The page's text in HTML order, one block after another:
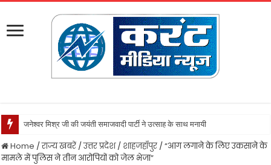
न
Home / राज्य खबरें / उत्तर प्रदेश/ शाहजहाँपुर / “आग लगाने के लिए उकसाने के
मामले में पुलिस ने तीन आरोपियों को जेल भेजा”